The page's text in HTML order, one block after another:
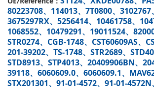
80223708、114013、7T0800、3102767
3675297RX、5256414、10461758、
1068552、10479291、19011524、
STR0274、CGB-1748、CST60609AS、
201-39202、TS-1748、STR2689、
STD8913、STP4013、20409906BN、
39118、6060609.0、6060609.1、
STX201301、91-01-4572、91-01-4572N